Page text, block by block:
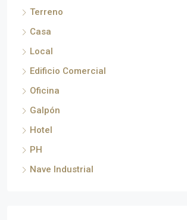
Terreno
Casa
Local
Edificio Comercial
Oficina
Galpón
Hotel
PH
Nave Industrial